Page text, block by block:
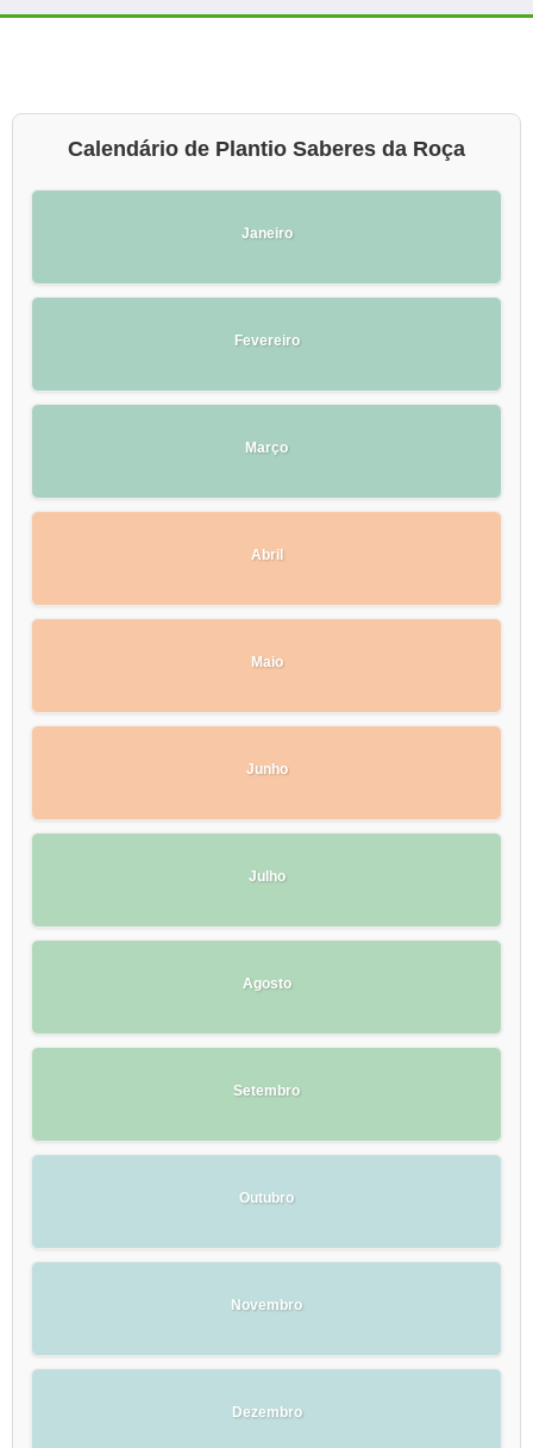
Calendário de Plantio Saberes da Roça
Janeiro
Fevereiro
Março
Abril
Maio
Junho
Julho
Agosto
Setembro
Outubro
Novembro
Dezembro